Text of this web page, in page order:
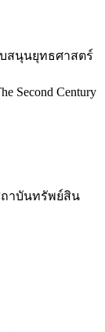
สนุนยุทธศาสตร์
Second Century
าบันทรัพย์สิน